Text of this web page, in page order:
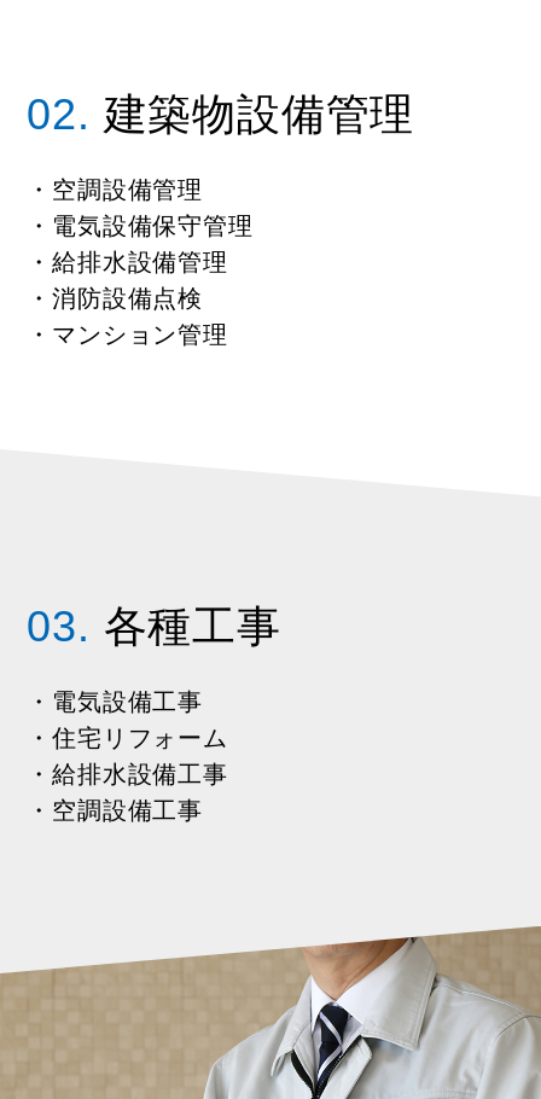
02. 建築物設備管理
・空調設備管理
・電気設備保守管理
・給排水設備管理
・消防設備点検
・マンション管理
03. 各種工事
・電気設備工事
・住宅リフォーム
・給排水設備工事
・空調設備工事